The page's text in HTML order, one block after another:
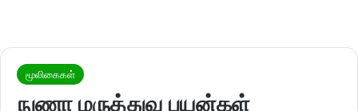
மூலிகைகள்
நுணா மருத்துவ பயன்கள்